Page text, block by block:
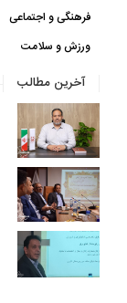
فرهنگی و اجتماعی
ورزش و سلامت
آخرین مطالب